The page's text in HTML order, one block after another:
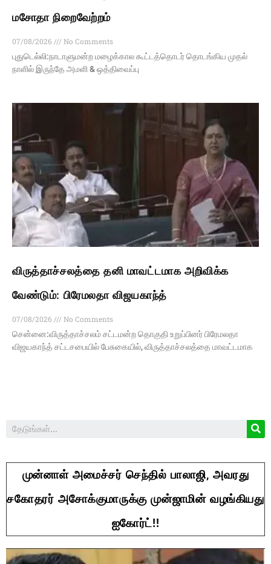
மசோதா நிறைவேற்றம்
07/08/2026
No Comments
புதுடெல்லி:நாடாளுமன்ற மழைக்கால கூட்டத்தொடர் தொடங்கிய முதல்
நாளில் இருந்தே அமளி & ஒத்திவைப்பு
விருத்தாச்சலத்தை தனி மாவட்டமாக அறிவிக்க
வேண்டும்: பிரேமலதா விஜயகாந்த்
07/08/2026
No Comments
சென்னை:விருத்தாச்சலம் சட்டமன்ற தொகுதி உறுப்பினர் பிரேமலதா
விஜயகாந்த் சட்டசபையில் பேசுகையில், விருத்தாச்சலத்தை மாவட்டமாக
முன்னாள் அமைச்சர் செந்தில் பாலாஜி, அவரது
சகோதரர் அசோக்குமாருக்கு முன்ஜாமின் வழங்கியது
ஐகோர்ட்!!